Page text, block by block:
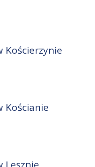
Kościerzynie
Kościanie
Lesznie